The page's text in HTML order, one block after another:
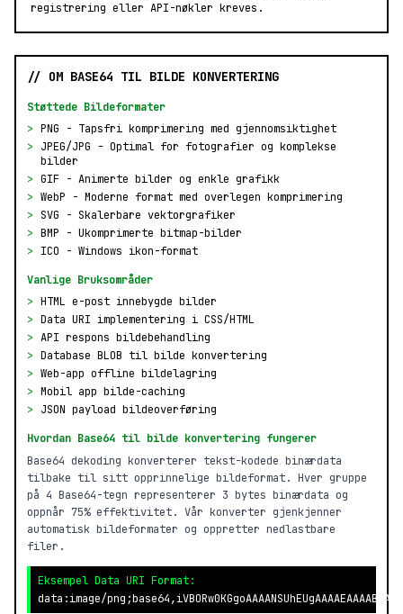
registrering eller API-nøkler kreves.
// OM BASE64 TIL BILDE KONVERTERING
Støttede Bildeformater
> PNG - Tapsfri komprimering med gjennomsiktighet
>
JPEG/JPG - Optimal for fotografier og komplekse
bilder
> GIF - Animerte bilder og enkle grafikk
> WebP - Moderne format med overlegen komprimering
>
SVG - Skalerbare vektorgrafiker
> BMP - Ukomprimerte bitmap-bilder
>
ICO - Windows ikon-format
Vanlige Bruksområder
> HTML e-post innebygde bilder
> Data URI implementering i CSS/HTML
> API respons bildebehandling
> Database BLOB til bilde konvertering
> Web-app offline bildelagring
> Mobil app bilde-caching
>
JSON payload bildeoverføring
Hvordan Base64 til bilde konvertering fungerer
Base64 dekoding konverterer tekst-kodede binærdata
tilbake til sitt opprinnelige bildeformat. Hver gruppe
på 4 Base64-tegn representerer 3 bytes binærdata og
oppnår 75% effektivitet. Vår konverter gjenkjenner
automatisk bildeformater og oppretter nedlastbare
filer.
Eksempel Data URI Format:
data:image/